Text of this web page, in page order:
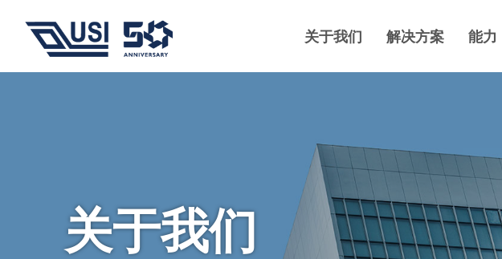
关于我们 解决方案 能力
关于我们